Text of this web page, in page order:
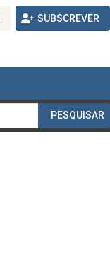
SUBSCREVER
PESQUISAR